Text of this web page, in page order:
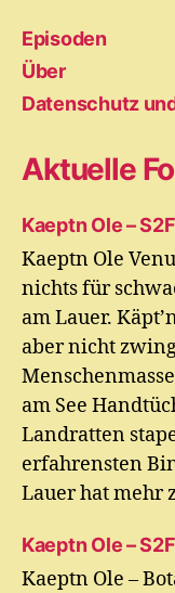
Episoden
Über
Datenschutz
Aktuelle
Kaeptn Ole –
Kaeptn Ole
nichts für
am Lauer.
aber nicht
am See
Landratten
erfahrensten
Lauer hat mehr
Kaeptn Ole –
Kaeptn Ole –